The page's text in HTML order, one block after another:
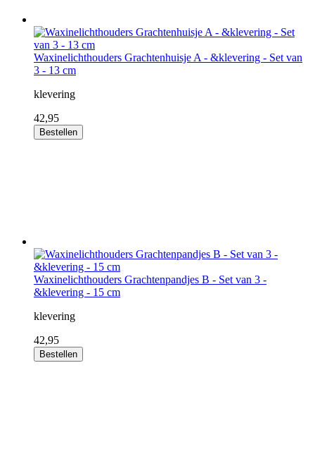
Waxinelichthouders Grachtenhuisje A - &klevering - Set van
3 - 13 cm
klevering
42,95
Bestellen
Waxinelichthouders Grachtenpandjes B - Set van 3 -
&klevering - 15 cm
klevering
42,95
Bestellen